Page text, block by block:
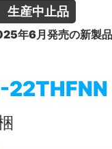
産中止品
年6月発売の新製